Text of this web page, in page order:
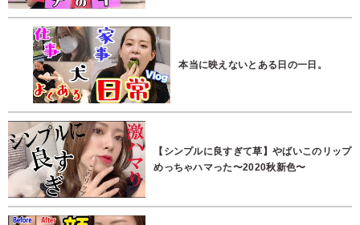
本当に映えないとある日の一日。
【シンプルに良すぎて草】やばいこのリップ
めっちゃハマった〜2020秋新色〜